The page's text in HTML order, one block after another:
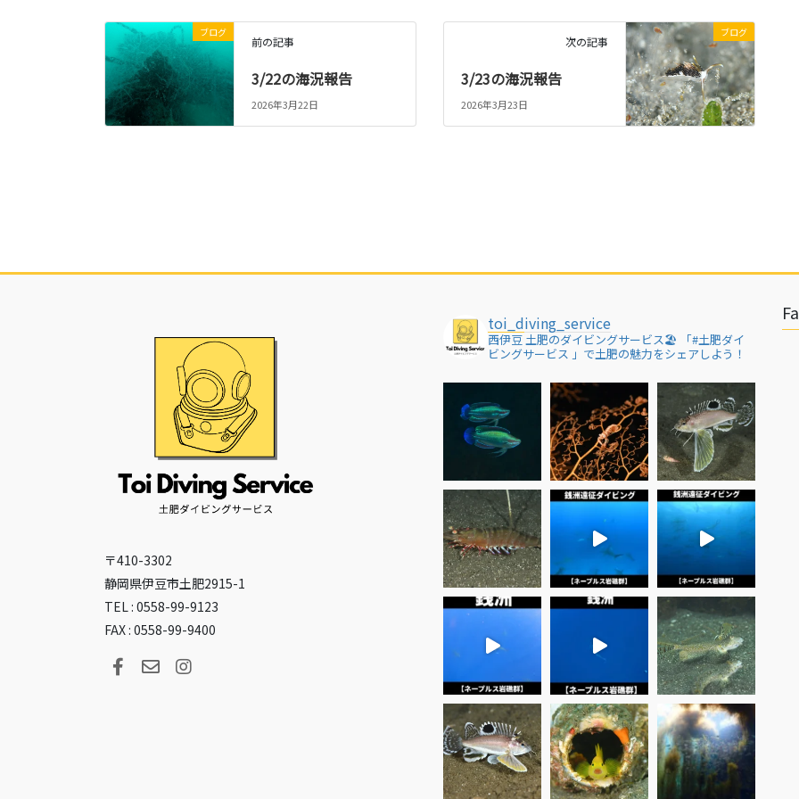
ブログ
前の記事
3/22の海況報告
2026年3月22日
ブログ
次の記事
3/23の海況報告
2026年3月23日
〒410-3302
静岡県伊豆市土肥2915-1
TEL : 0558-99-9123
FAX : 0558-99-9400
toi_diving_service
西伊豆 土肥のダイビングサービス🏖
「#土肥ダイ
ビングサービス 」で土肥の魅力をシェアしよう！